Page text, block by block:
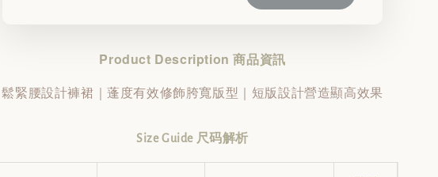
Product Description 商品資訊
鬆緊腰設計褲裙｜蓬度有效修飾胯寬版型｜短版設計營造顯高效果
Size Guide 尺码解析